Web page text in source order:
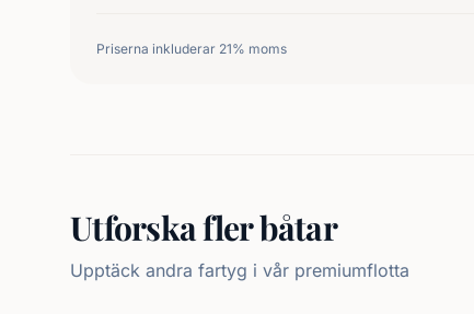
Priserna inkluderar 21% moms
Utforska fler båtar
Upptäck andra fartyg i vår premiumflotta